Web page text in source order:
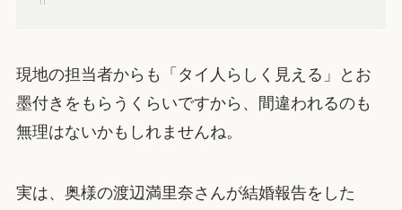
現地の担当者からも「タイ人らしく見える」とお
墨付きをもらうくらいですから、間違われるのも
無理はないかもしれませんね。
実は、奥様の渡辺満里奈さんが結婚報告をした